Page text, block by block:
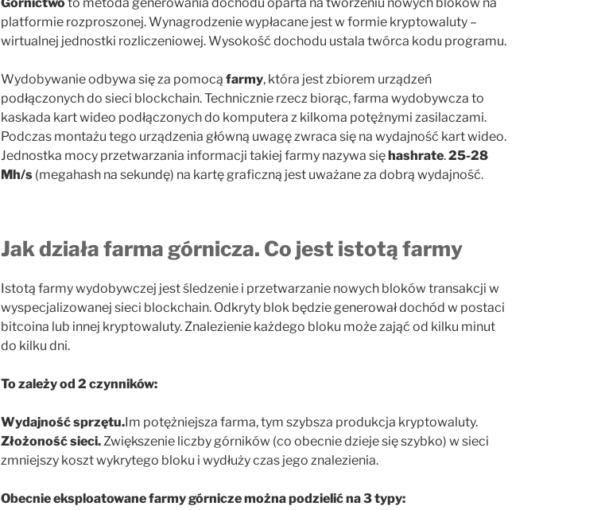
platformie rozproszonej. Wynagrodzenie wypłacane jest w formie kryptowaluty –
wirtualnej jednostki rozliczeniowej. Wysokość dochodu ustala twórca kodu programu.
Wydobywanie odbywa się za pomocą farmy, która jest zbiorem urządzeń
podłączonych do sieci blockchain. Technicznie rzecz biorąc, farma wydobywcza to
kaskada kart wideo podłączonych do komputera z kilkoma potężnymi zasilaczami.
Podczas montażu tego urządzenia główną uwagę zwraca się na wydajność kart wideo.
Jednostka mocy przetwarzania informacji takiej farmy nazywa sięhashrate.25-28
Mh/s(megahash na sekundę) na kartę graficzną jest uważane za dobrą wydajność.
Jak działa farma górnicza. Co jest istotą farmy
Istotą farmy wydobywczej jest śledzenie i przetwarzanie nowych bloków transakcji w
wyspecjalizowanej sieci blockchain. Odkryty blok będzie generował dochód w postaci
bitcoina lub innej kryptowaluty. Znalezienie każdego bloku może zająć od kilku minut
do kilku dni.
To zależy od 2 czynników:
Wydajność sprzętu.Im potężniejsza farma, tym szybsza produkcja kryptowaluty.
Złożoność sieci. Zwiększenie liczby górników (co obecnie dzieje się szybko) w sieci
zmniejszy koszt wykrytego bloku i wydłuży czas jego znalezienia.
Obecnie eksploatowane farmy górnicze można podzielić na 3 typy: